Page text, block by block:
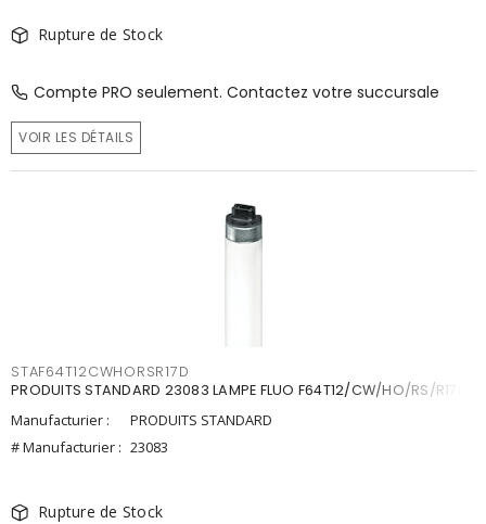
Rupture de Stock
Compte PRO seulement. Contactez votre succursale
VOIR LES DÉTAILS
STAF64T12CWHORSR17D
PRODUITS STANDARD 23083 LAMPE FLUO F64T12/CW/HO/RS/R17D
Manufacturier :
PRODUITS STANDARD
# Manufacturier : 23083
Rupture de Stock